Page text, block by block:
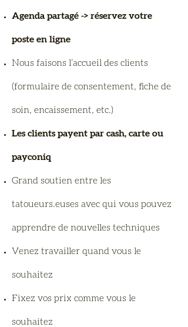
Agenda partagé -> réservez votre
poste en ligne
Nous faisons l’accueil des clients
(formulaire de consentement, fiche de
soin, encaissement, etc.)
Les clients payent par cash, carte ou
payconiq
Grand soutien entre les
tatoueurs.euses avec qui vous pouvez
apprendre de nouvelles techniques
Venez travailler quand vous le
souhaitez
Fixez vos prix comme vous le
souhaitez